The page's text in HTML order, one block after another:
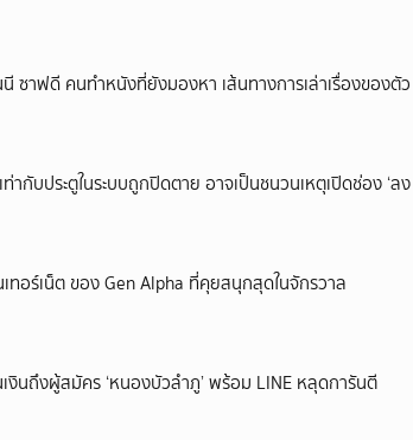
ซาฟดี คนทำหนังที่ยังมองหา เส้นทางการเล่าเรื่องของตัว
กับประตูในระบบถูกปิดตาย อาจเป็นชนวนเหตุเปิดช่อง ‘ลง
อร์เน็ต ของ Gen Alpha ที่คุยสนุกสุดในจักรวาล
งินถึงผู้สมัคร ‘หนองบัวลำภู’ พร้อม LINE หลุดการันตี